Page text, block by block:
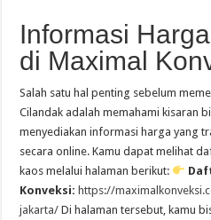
Informasi
di Maximal
Salah satu hal penting sebelum
Cilandak adalah memahami kisaran
menyediakan informasi harga yang
secara online. Kamu dapat melihat
kaos melalui halaman berikut:
Konveksi: https://
jakarta/ Di halaman tersebut, kamu